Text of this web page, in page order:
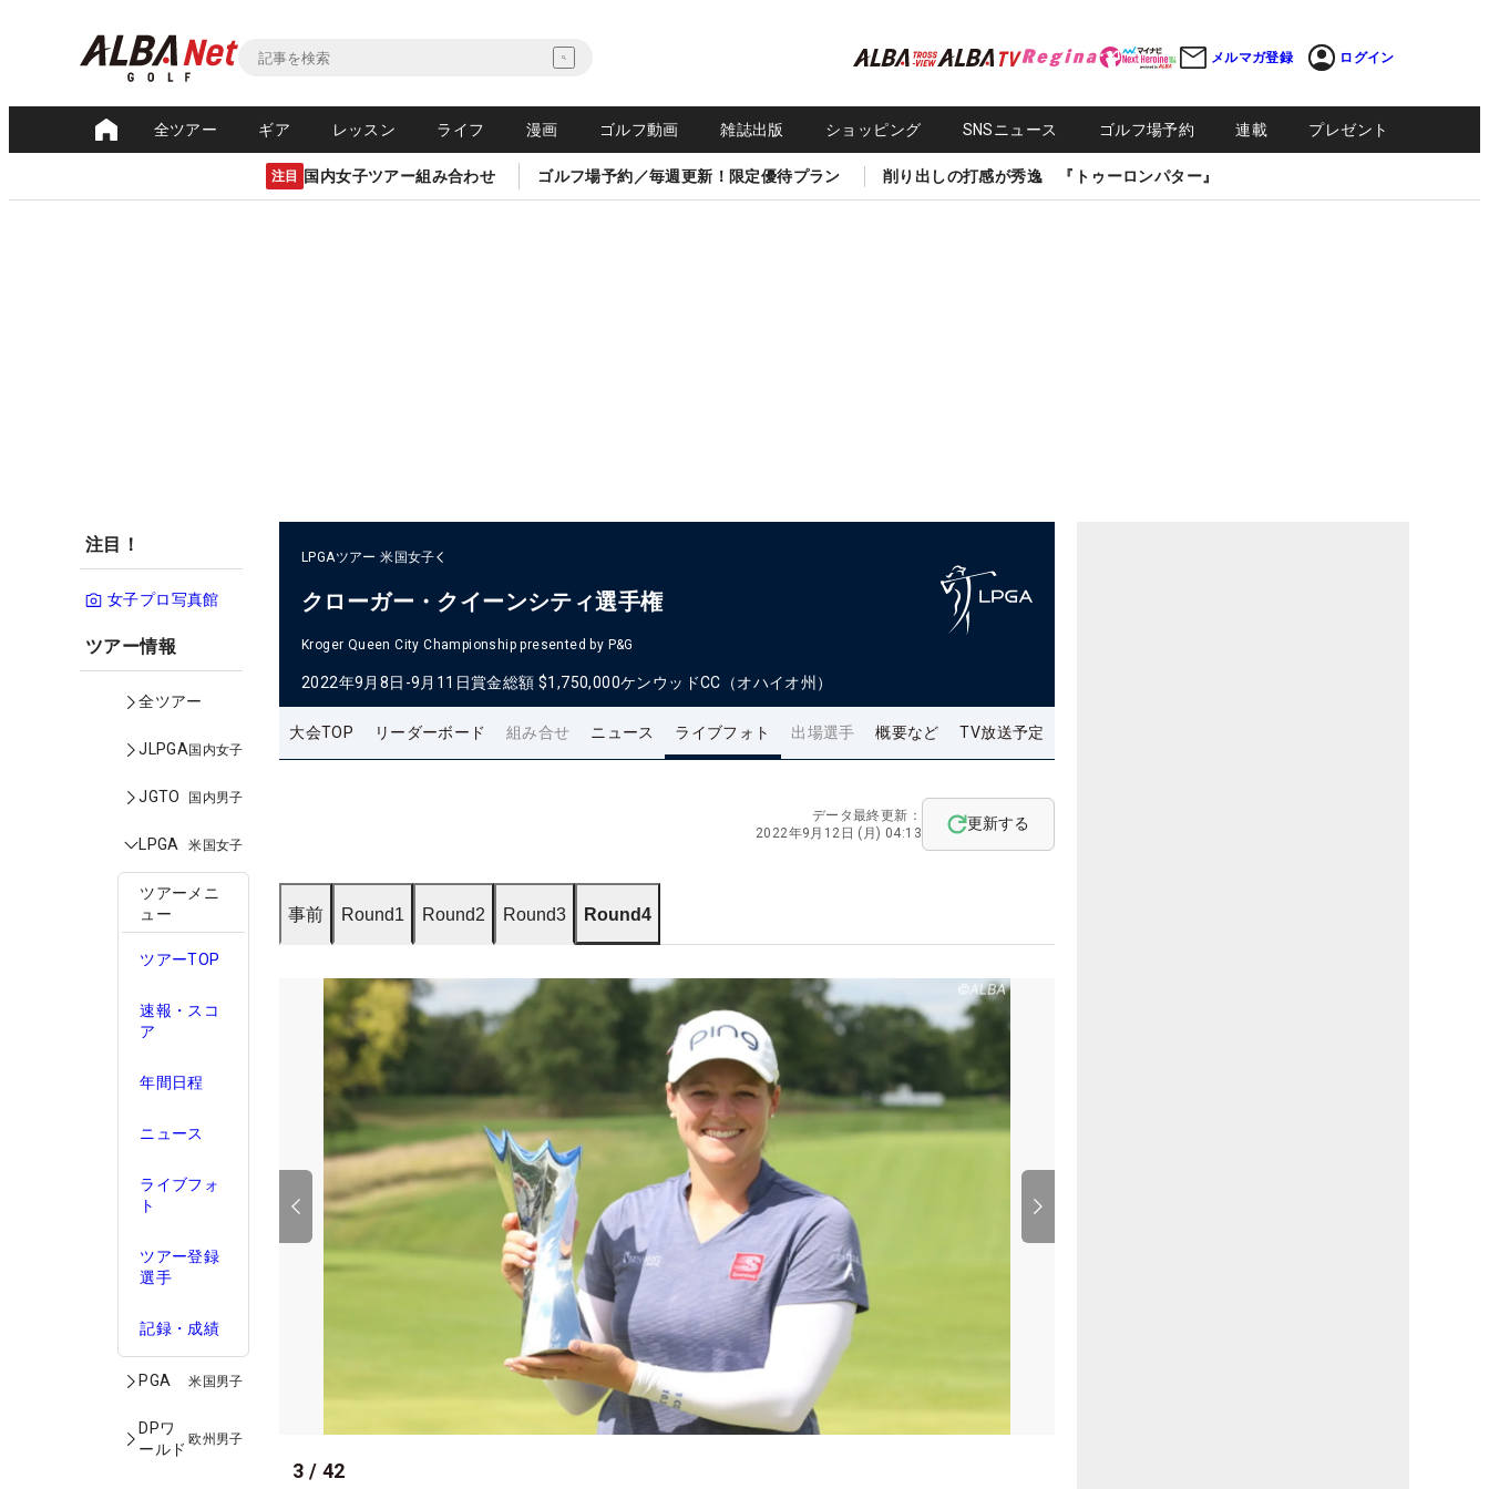
メルマガ登録 ログイン
全ツアー ギア レッスン ライフ 漫画 ゴルフ動画 雑誌出版 ショッピング SNSニュース ゴルフ場予約 連載 プレゼント
注目 国内女子ツアー組み合わせ ゴルフ場予約／毎週更新！限定優待プラン 削り出しの打感が秀逸 『トゥーロンパター』
注目！
女子プロ写真館
ツアー情報
全ツアー
JLPGA国内女子
JGTO 国内男子
LPGA 米国女子
ツアーメニ
ュー
ツアーTOP
速報・スコ
ア
年間日程
ニュース
ライブフォ
ト
ツアー登録
選手
記録・成績
PGA 米国男子
DPワ
ールド
欧州男子
LPGAツアー 米国女子
クローガー・クイーンシティ選手権
Kroger Queen City Championship presented by P&G
2022年9月8日-9月11日賞金総額 $1,750,000ケンウッドCC（オハイオ州）
大会TOP リーダーボード 組み合せ ニュース ライブフォト 出場選手 概要など TV放送予定
データ最終更新：
2022年9月12日 (月) 04:13
更新する
事前 Round1 Round2 Round3 Round4
3 / 42